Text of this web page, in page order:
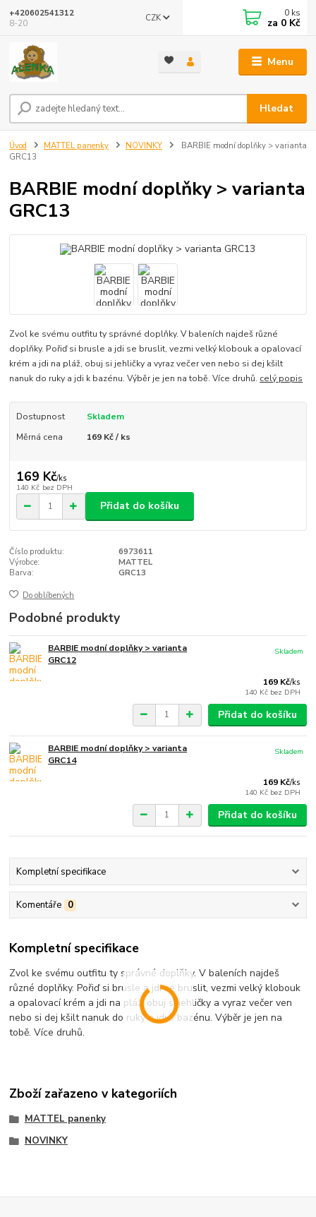
Menu
CZK
Hledat
+420602541312
8-20
0 ks
za 0 Kč
Úvod MATTEL panenky NOVINKY
BARBIE modní doplňky > varianta
GRC13
BARBIE modní doplňky > varianta
GRC13
Zvol ke svému outfitu ty správné doplňky. V baleních najdeš různé
doplňky. Pořiď si brusle a jdi se bruslit, vezmi velký klobouk a opalovací
krém a jdi na pláž, obuj si jehličky a vyraz večer ven nebo si dej kšilt
nanuk do ruky a jdi k bazénu. Výběr je jen na tobě. Více druhů. celý popis
Dostupnost
Skladem
Měrná cena
169 Kč / ks
169 Kč/ks
140 Kč bez DPH
Přidat do košíku
Číslo produktu:
6973611
Výrobce:
MATTEL
Barva:
GRC13
Do oblíbených
Podobné produkty
BARBIE modní doplňky > varianta
GRC12
169 Kč/ks
140 Kč bez DPH
Skladem
Přidat do košíku
BARBIE modní doplňky > varianta
GRC14
169 Kč/ks
140 Kč bez DPH
Skladem
Přidat do košíku
Kompletní specifikace
Komentáře 0
Kompletní specifikace
Zvol ke svému outfitu ty správné doplňky. V baleních najdeš
různé doplňky. Pořiď si brusle a jdi se bruslit, vezmi velký klobouk
a opalovací krém a jdi na pláž, obuj si jehličky a vyraz večer ven
nebo si dej kšilt nanuk do ruky a jdi k bazénu. Výběr je jen na
tobě. Více druhů.
Zboží zařazeno v kategoriích
MATTEL panenky
NOVINKY